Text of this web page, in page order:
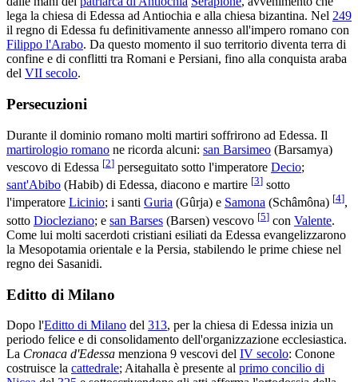
lega la chiesa di Edessa ad Antiochia e alla chiesa bizantina. Nel 249
il regno di Edessa fu definitivamente annesso all'impero romano con
Filippo l'Arabo. Da questo momento il suo territorio diventa terra di
confine e di conflitti tra Romani e Persiani, fino alla conquista araba
del VII secolo.
Persecuzioni
Durante il dominio romano molti martiri soffrirono ad Edessa. Il
martirologio romano ne ricorda alcuni: san Barsimeo (Barsamya)
vescovo di Edessa [2] perseguitato sotto l'imperatore Decio;
sant'Abibo (Habib) di Edessa, diacono e martire [3] sotto
l'imperatore Licinio; i santi Guria (Gûrja) e Samona (Schâmôna) [4],
sotto Diocleziano; e san Barses (Barsen) vescovo [5] con Valente.
Come lui molti sacerdoti cristiani esiliati da Edessa evangelizzarono
la Mesopotamia orientale e la Persia, stabilendo le prime chiese nel
regno dei Sasanidi.
Editto di Milano
Dopo l'Editto di Milano del 313, per la chiesa di Edessa inizia un
periodo felice e di consolidamento dell'organizzazione ecclesiastica.
La Cronaca d'Edessa menziona 9 vescovi del IV secolo: Conone
costruisce la cattedrale; Aitahalla è presente al primo concilio di